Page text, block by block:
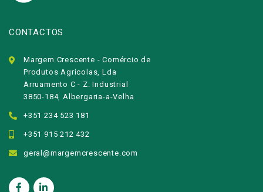
CONTACTOS
Margem Crescente - Comércio de
Produtos Agrícolas, Lda
Arruamento C - Z. Industrial
3850-184, Albergaria-a-Velha
+351 234 523 181
+351 915 212 432
geral@margemcrescente.com